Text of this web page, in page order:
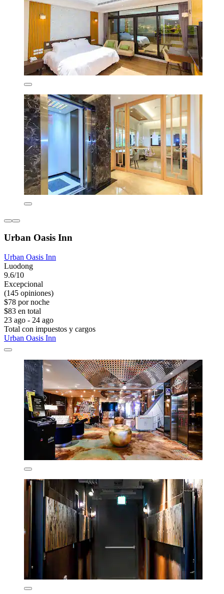
Urban Oasis Inn
Urban Oasis Inn
Luodong
9.6/10
Excepcional
(145 opiniones)
$78 por noche
$83 en total
23 ago - 24 ago
Total con impuestos y cargos
Urban Oasis Inn